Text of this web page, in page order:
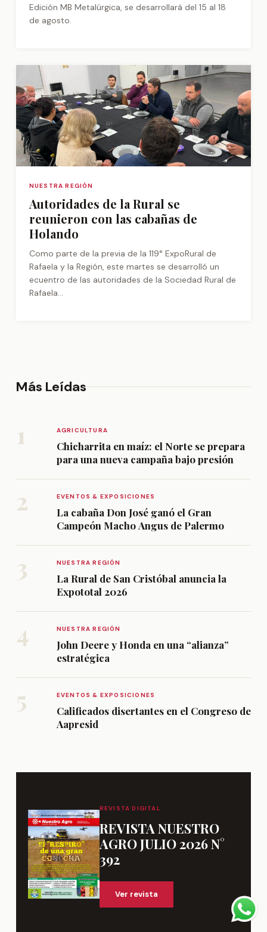
Edición MB Metalúrgica, se desarrollará del 15 al 18
de agosto.
NUESTRA REGIÓN
Autoridades de la Rural se
reunieron con las cabañas de
Holando
Como parte de la previa de la 119° ExpoRural de
Rafaela y la Región, este martes se desarrolló un
ecuentro de las autoridades de la Sociedad Rural de
Rafaela...
Más Leídas
1 AGRICULTURA
Chicharrita en maíz: el Norte se prepara
para una nueva campaña bajo presión
2 EVENTOS & EXPOSICIONES
La cabaña Don José ganó el Gran
Campeón Macho Angus de Palermo
3 NUESTRA REGIÓN
La Rural de San Cristóbal anuncia la
Expototal 2026
4 NUESTRA REGIÓN
John Deere y Honda en una “alianza”
estratégica
5 EVENTOS & EXPOSICIONES
Calificados disertantes en el Congreso de
Aapresid
REVISTA DIGITAL
REVISTA NUESTRO
AGRO JULIO 2026 N°
392
Ver revista